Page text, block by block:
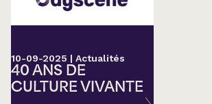
10-09-2025 | Actualités
40 ANS DE
CULTURE VIVANTE